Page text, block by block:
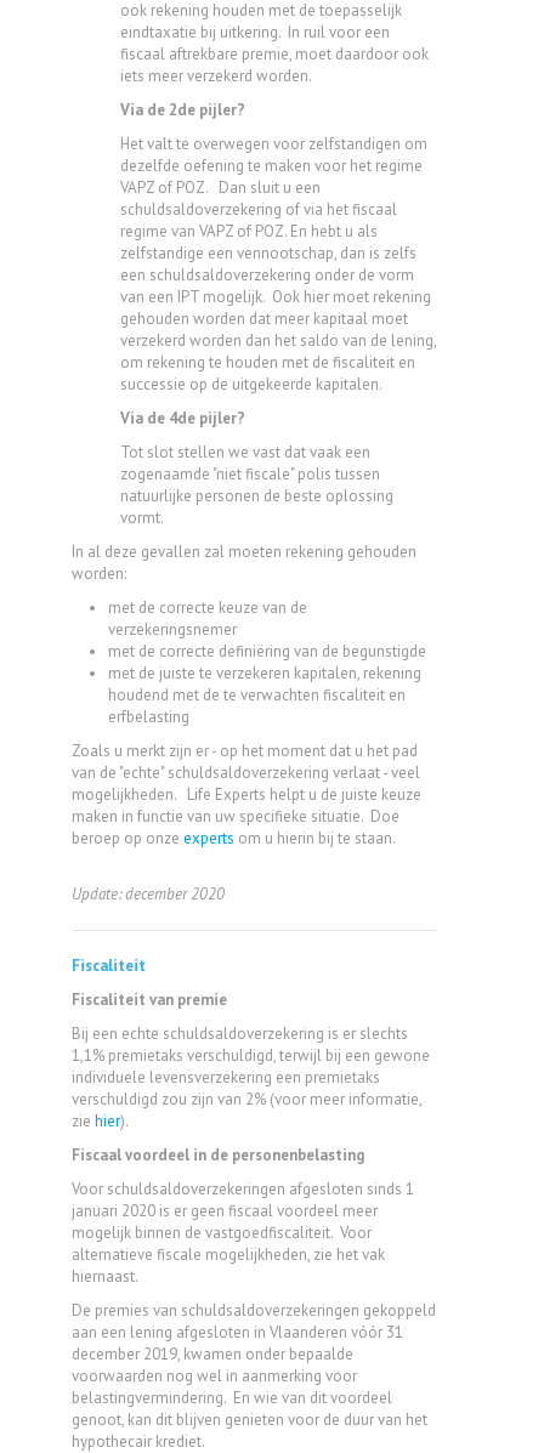
ook rekening houden met de toepasselijk
eindtaxatie bij uitkering. In ruil voor een
fiscaal aftrekbare premie, moet daardoor ook
iets meer verzekerd worden.
Via de 2de pijler?
Het valt te overwegen voor zelfstandigen om
dezelfde oefening te maken voor het regime
VAPZ of POZ. Dan sluit u een
schuldsaldoverzekering of via het fiscaal
regime van VAPZ of POZ. En hebt u als
zelfstandige een vennootschap, dan is zelfs
een schuldsaldoverzekering onder de vorm
van een IPT mogelijk. Ook hier moet rekening
gehouden worden dat meer kapitaal moet
verzekerd worden dan het saldo van de lening,
om rekening te houden met de fiscaliteit en
successie op de uitgekeerde kapitalen.
Via de 4de pijler?
Tot slot stellen we vast dat vaak een
zogenaamde "niet fiscale" polis tussen
natuurlijke personen de beste oplossing
vormt.
In al deze gevallen zal moeten rekening gehouden
worden:
met de correcte keuze van de
verzekeringsnemer
met de correcte definiëring van de begunstigde
met de juiste te verzekeren kapitalen, rekening
houdend met de te verwachten fiscaliteit en
erfbelasting
Zoals u merkt zijn er - op het moment dat u het pad
van de "echte" schuldsaldoverzekering verlaat - veel
mogelijkheden. Life Experts helpt u de juiste keuze
maken in functie van uw specifieke situatie. Doe
beroep op onze experts om u hierin bij te staan.
Update: december 2020
Fiscaliteit
Fiscaliteit van premie
Bij een echte schuldsaldoverzekering is er slechts
1,1% premietaks verschuldigd, terwijl bij een gewone
individuele levensverzekering een premietaks
verschuldigd zou zijn van 2% (voor meer informatie,
zie hier).
Fiscaal voordeel in de personenbelasting
Voor schuldsaldoverzekeringen afgesloten sinds 1
januari 2020 is er geen fiscaal voordeel meer
mogelijk binnen de vastgoedfiscaliteit. Voor
alternatieve fiscale mogelijkheden, zie het vak
hiernaast.
De premies van schuldsaldoverzekeringen gekoppeld
aan een lening afgesloten in Vlaanderen vóór 31
december 2019, kwamen onder bepaalde
voorwaarden nog wel in aanmerking voor
belastingvermindering. En wie van dit voordeel
genoot, kan dit blijven genieten voor de duur van het
hypothecair krediet.